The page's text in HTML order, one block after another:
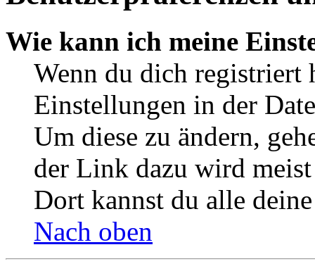
Wie kann ich meine
Wenn du dich registriert
Einstellungen in der
Um diese zu ändern,
der Link dazu wird
Dort kannst du alle
Nach oben